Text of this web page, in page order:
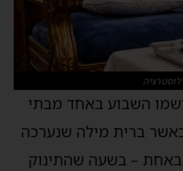
השבוע באחד מבתי
ברית מילה שנערכה
– בשעה שהתינוק